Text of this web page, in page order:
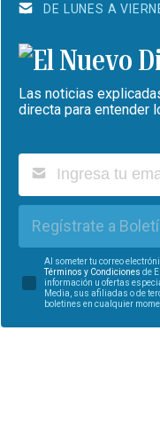
DE LUNES A
Las noticias
directa para entender
Regístrate a
Al someter tu correo
Términos y Condiciones de
información u ofertas
Media, sus afiliadas o de
boletines en cualquier